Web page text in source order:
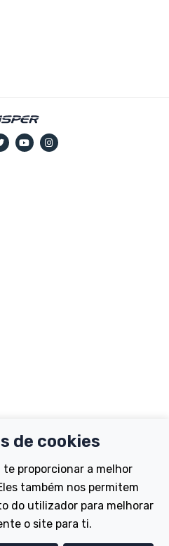
de cookies
te proporcionar a melhor
também nos permitem
do utilizador para melhorar
o site para ti.